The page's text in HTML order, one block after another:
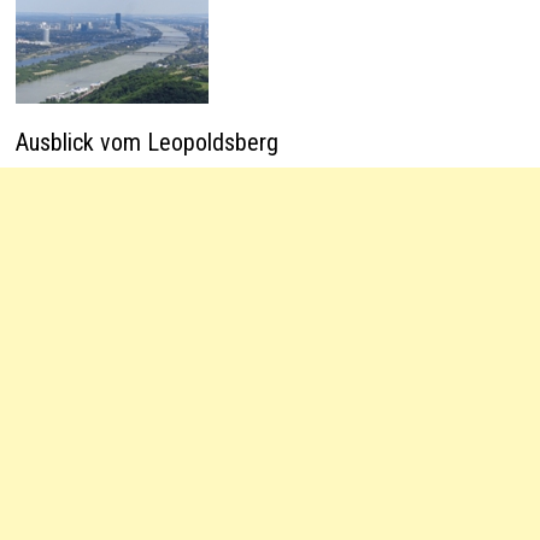
Ausblick vom Leopoldsberg